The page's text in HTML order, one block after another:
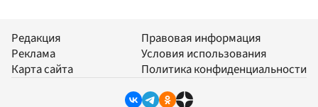
Редакция
Реклама
Карта сайта
Правовая информация
Условия использования
Политика конфиденциальности